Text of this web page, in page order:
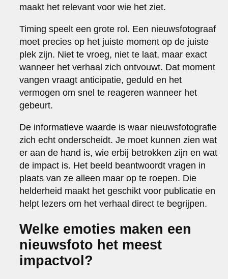
maakt het relevant voor wie het ziet.
Timing speelt een grote rol. Een nieuwsfotograaf
moet precies op het juiste moment op de juiste
plek zijn. Niet te vroeg, niet te laat, maar exact
wanneer het verhaal zich ontvouwt. Dat moment
vangen vraagt anticipatie, geduld en het
vermogen om snel te reageren wanneer het
gebeurt.
De informatieve waarde is waar nieuwsfotografie
zich echt onderscheidt. Je moet kunnen zien wat
er aan de hand is, wie erbij betrokken zijn en wat
de impact is. Het beeld beantwoordt vragen in
plaats van ze alleen maar op te roepen. Die
helderheid maakt het geschikt voor publicatie en
helpt lezers om het verhaal direct te begrijpen.
Welke emoties maken een
nieuwsfoto het meest
impactvol?